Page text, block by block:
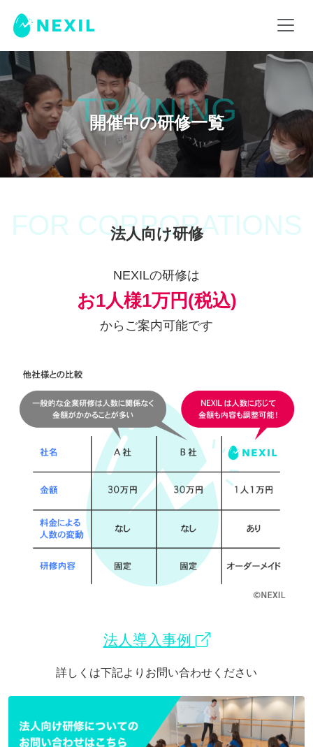
TRAINING
開催中の研修一覧
FOR CORPORATIONS
法人向け研修
NEXILの研修は
お1人様1万円(税込)
からご案内可能です
法人導入事例
詳しくは下記よりお問い合わせください